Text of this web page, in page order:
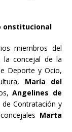
onstitucional
miembros del
la concejal de la
Deporte y Ocio,
María del
Angelines de
Contratación y
Marta